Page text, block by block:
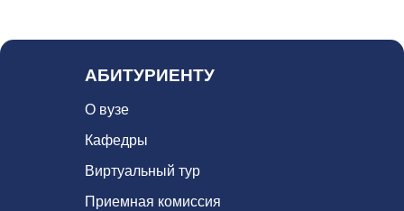
АБИТУРИЕНТУ
О вузе
Кафедры
Виртуальный тур
Приемная комиссия